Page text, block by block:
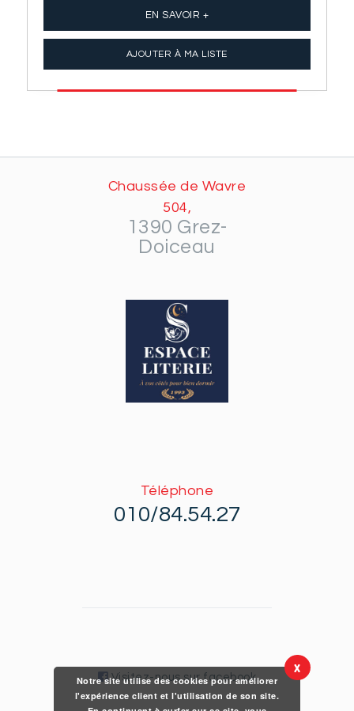
EN SAVOIR +
AJOUTER À MA LISTE
Chaussée de Wavre
504,
1390 Grez-
Doiceau
Téléphone
010/84.54.27
Visitez-nous sur facebook
Notre site utilise des cookies pour améliorer
l'expérience client et l'utilisation de son site.
X